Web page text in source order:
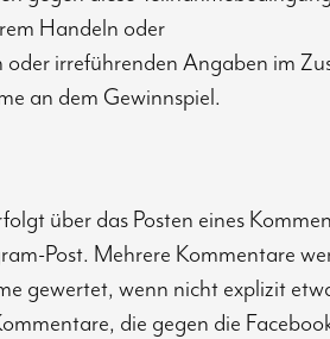
Handeln oder
oder irreführenden Angaben im
an dem Gewinnspiel.
über das Posten eines
Post. Mehrere Kommentare
gewertet, wenn nicht explizit
die gegen die